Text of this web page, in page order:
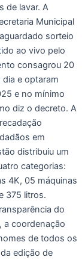
de lavar. A
Municipal
sorteio
ao vivo pelo
consagrou 20
e optaram
e no mínimo
diz o decreto. A
em
distribuiu um
categorias:
4K, 05 máquinas
375 litros.
do
a coordenação
de todos os
edição de